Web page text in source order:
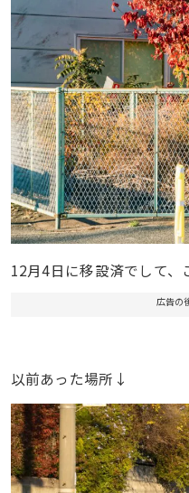
12月4日に移設済でして、
広告の
以前あった場所↓